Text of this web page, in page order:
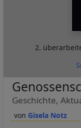
2.
Gisela Notz
Geschichte,